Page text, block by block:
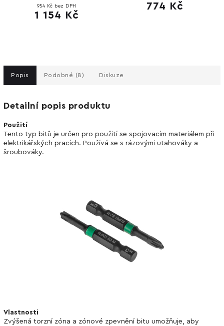
Popis Podobné (8) Diskuze
Detailní popis produktu
Použití
Tento typ bitů je určen pro použití se spojovacím materiálem při
elektrikářských pracích. Používá se s rázovými utahováky a
šroubováky.
Vlastnosti
Zvýšená torzní zóna a zónové zpevnění bitu umožňuje, aby
954 Kč bez DPH
1 154 Kč
774 Kč